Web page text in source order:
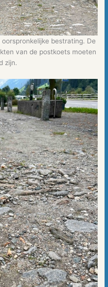
bestrating. De
van de postkoets moeten
zijn.